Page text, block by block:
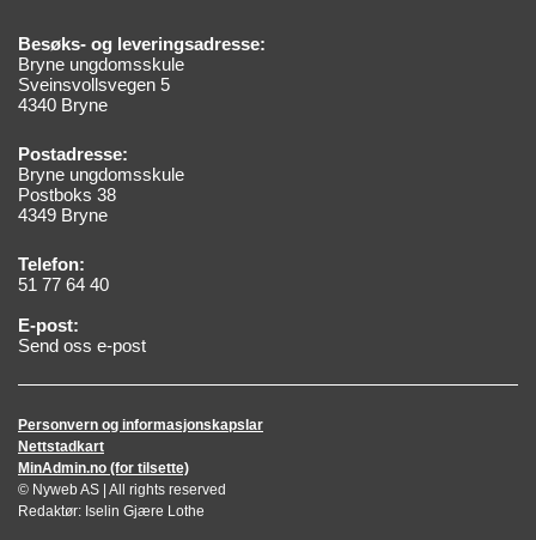
Besøks- og leveringsadresse:
Bryne ungdomsskule
Sveinsvollsvegen 5
4340 Bryne
Postadresse:
Bryne ungdomsskule
Postboks 38
4349 Bryne
Telefon:
51 77 64 40
E-post:
Send oss e-post
Personvern og informasjonskapslar
Nettstadkart
MinAdmin.no (for tilsette)
© Nyweb AS | All rights reserved
Redaktør: Iselin Gjære Lothe